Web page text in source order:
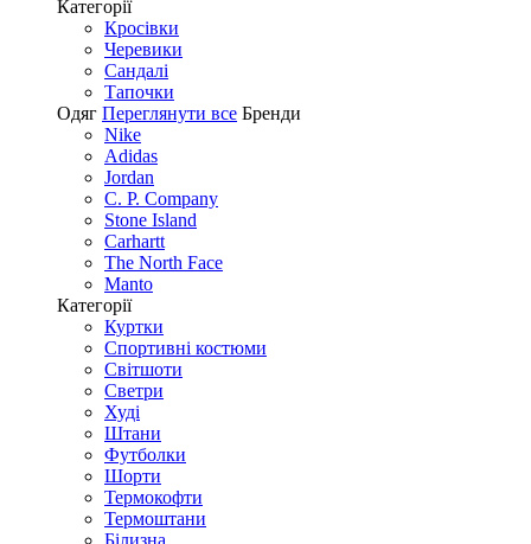
Категорії
Кросівки
Черевики
Сандалі
Tапочки
Одяг Переглянути все Бренди
Nike
Adidas
Jordan
C. P. Company
Stone Island
Carhartt
The North Face
Manto
Категорії
Куртки
Спортивні костюми
Світшоти
Светри
Худі
Штани
Футболки
Шорти
Термокофти
Термоштани
Білизна